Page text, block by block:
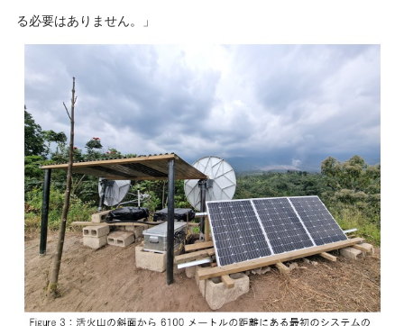
る必要はありません。」